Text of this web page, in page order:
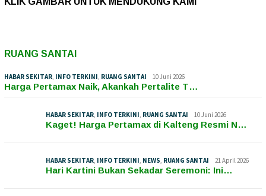
RUANG SANTAI
HABAR SEKITAR INFO TERKINI RUANG SANTAI 10 Juni 2026
Harga Pertamax Naik, Akankah Pertalite T…
HABAR SEKITAR INFO TERKINI RUANG SANTAI 10 Juni 2026
Kaget! Harga Pertamax di Kalteng Resmi N…
HABAR SEKITAR INFO TERKINI NEWS RUANG SANTAI 21 April 2026
Hari Kartini Bukan Sekadar Seremoni: Ini…